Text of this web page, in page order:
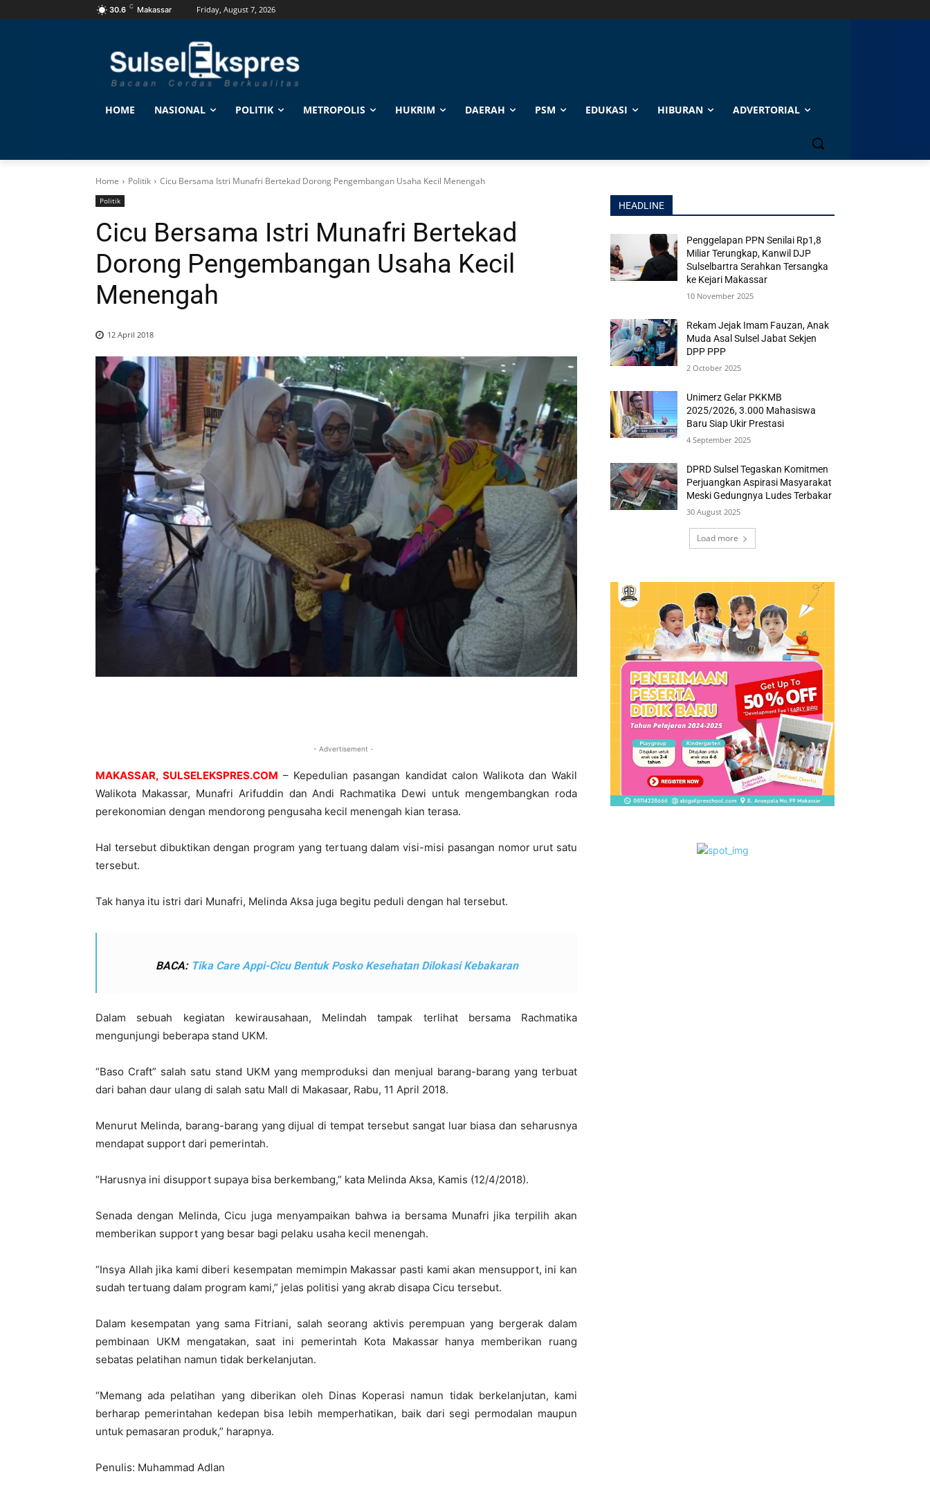
30.6 C Makassar Friday, August 7, 2026
HOME NASIONAL POLITIK METROPOLIS HUKRIM DAERAH PSM EDUKASI HIBURAN ADVERTORIAL
Home Politik Cicu Bersama Istri Munafri Bertekad Dorong Pengembangan Usaha Kecil Menengah
Politik
Cicu Bersama Istri Munafri Bertekad
Dorong Pengembangan Usaha Kecil
Menengah
12 April 2018
- Advertisement -
MAKASSAR, SULSELEKSPRES.COM – Kepedulian pasangan kandidat calon Walikota dan Wakil
Walikota Makassar, Munafri Arifuddin dan Andi Rachmatika Dewi untuk mengembangkan roda
perekonomian dengan mendorong pengusaha kecil menengah kian terasa.
Hal tersebut dibuktikan dengan program yang tertuang dalam visi-misi pasangan nomor urut satu
tersebut.
Tak hanya itu istri dari Munafri, Melinda Aksa juga begitu peduli dengan hal tersebut.
BACA: Tika Care Appi-Cicu Bentuk Posko Kesehatan Dilokasi Kebakaran
Dalam sebuah kegiatan kewirausahaan, Melindah tampak terlihat bersama Rachmatika
mengunjungi beberapa stand UKM.
“Baso Craft” salah satu stand UKM yang memproduksi dan menjual barang-barang yang terbuat
dari bahan daur ulang di salah satu Mall di Makasaar, Rabu, 11 April 2018.
Menurut Melinda, barang-barang yang dijual di tempat tersebut sangat luar biasa dan seharusnya
mendapat support dari pemerintah.
“Harusnya ini disupport supaya bisa berkembang,” kata Melinda Aksa, Kamis (12/4/2018).
Senada dengan Melinda, Cicu juga menyampaikan bahwa ia bersama Munafri jika terpilih akan
memberikan support yang besar bagi pelaku usaha kecil menengah.
“Insya Allah jika kami diberi kesempatan memimpin Makassar pasti kami akan mensupport, ini kan
sudah tertuang dalam program kami,” jelas politisi yang akrab disapa Cicu tersebut.
Dalam kesempatan yang sama Fitriani, salah seorang aktivis perempuan yang bergerak dalam
pembinaan UKM mengatakan, saat ini pemerintah Kota Makassar hanya memberikan ruang
sebatas pelatihan namun tidak berkelanjutan.
“Memang ada pelatihan yang diberikan oleh Dinas Koperasi namun tidak berkelanjutan, kami
berharap pemerintahan kedepan bisa lebih memperhatikan, baik dari segi permodalan maupun
untuk pemasaran produk,” harapnya.
Penulis: Muhammad Adlan
HEADLINE
Penggelapan PPN Senilai Rp1,8
Miliar Terungkap, Kanwil DJP
Sulselbartra Serahkan Tersangka
ke Kejari Makassar
10 November 2025
Rekam Jejak Imam Fauzan, Anak
Muda Asal Sulsel Jabat Sekjen
DPP PPP
2 October 2025
Unimerz Gelar PKKMB
2025/2026, 3.000 Mahasiswa
Baru Siap Ukir Prestasi
4 September 2025
DPRD Sulsel Tegaskan Komitmen
Perjuangkan Aspirasi Masyarakat
Meski Gedungnya Ludes Terbakar
30 August 2025
Load more